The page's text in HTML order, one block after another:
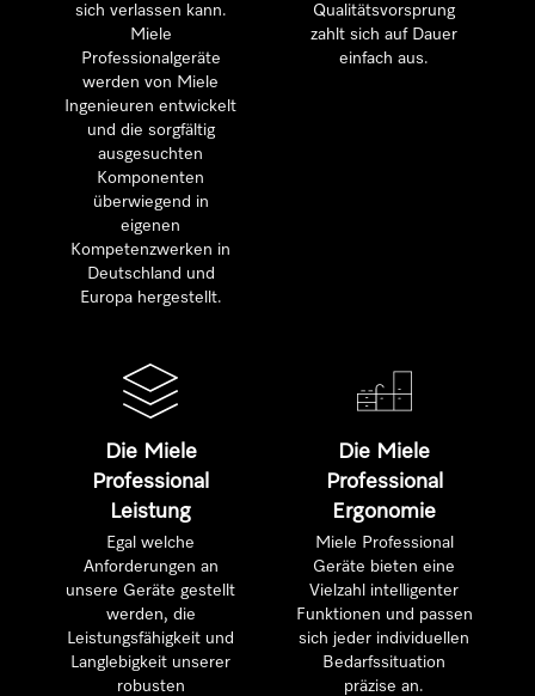
sich verlassen kann.
Miele
Professionalgeräte
werden von Miele
Ingenieuren entwickelt
und die sorgfältig
ausgesuchten
Komponenten
überwiegend in
eigenen
Kompetenzwerken in
Deutschland und
Europa hergestellt.
Qualitätsvorsprung
zahlt sich auf Dauer
einfach aus.
Die Miele
Professional
Leistung
Egal welche
Anforderungen an
unsere Geräte gestellt
werden, die
Leistungsfähigkeit und
Langlebigkeit unserer
robusten
Die Miele
Professional
Ergonomie
Miele Professional
Geräte bieten eine
Vielzahl intelligenter
Funktionen und passen
sich jeder individuellen
Bedarfssituation
präzise an.